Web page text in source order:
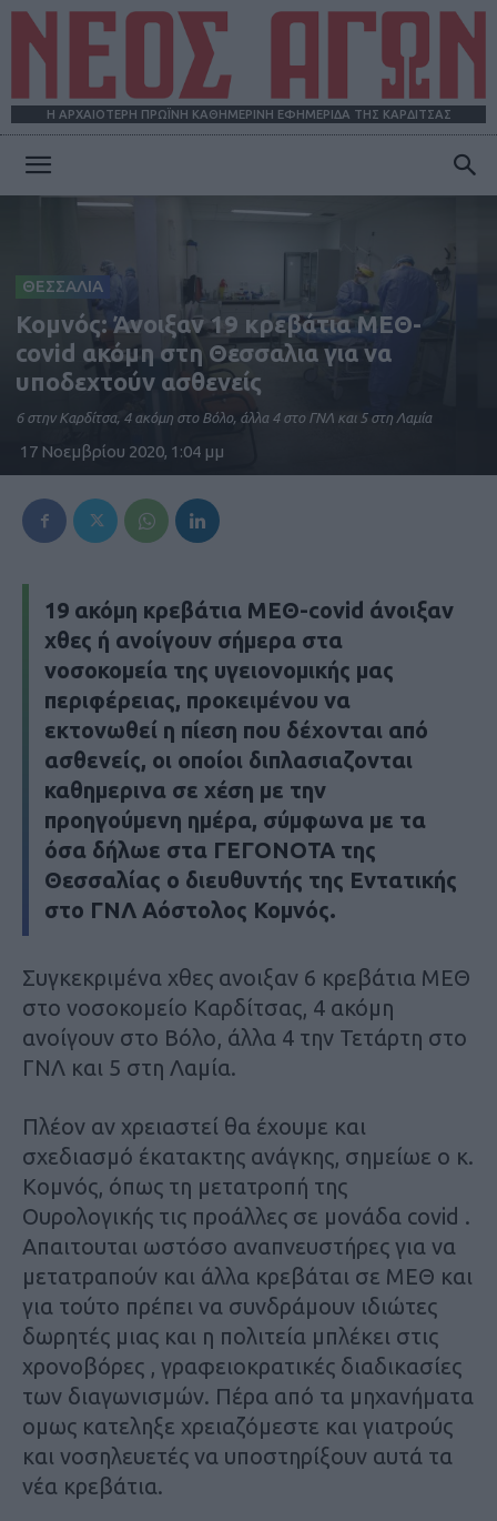
Η ΑΡΧΑΙΟΤΕΡΗ ΠΡΩΪΝΗ ΚΑΘΗΜΕΡΙΝΗ ΕΦΗΜΕΡΙΔΑ ΤΗΣ ΚΑΡΔΙΤΣΑΣ
ΘΕΣΣΑΛΙΑ
Κομνός: Άνοιξαν 19 κρεβάτια ΜΕΘ-
covid ακόμη στη Θεσσαλια για να
υποδεχτούν ασθενείς
6 στην Καρδίτσα, 4 ακόμη στο Βόλο, άλλα 4 στο ΓΝΛ και 5 στη Λαμία
17 Νοεμβρίου 2020, 1:04 μμ
19 ακόμη κρεβάτια ΜΕΘ-covid άνοιξαν
χθες ή ανοίγουν σήμερα στα
νοσοκομεία της υγειονομικής μας
περιφέρειας, προκειμένου να
εκτονωθεί η πίεση που δέχονται από
ασθενείς, οι οποίοι διπλασιαζονται
καθημερινα σε χέση με την
προηγούμενη ημέρα, σύμφωνα με τα
όσα δήλωε στα ΓΕΓΟΝΟΤΑ της
Θεσσαλίας ο διευθυντής της Εντατικής
στο ΓΝΛ Αόστολος Κομνός.
Συγκεκριμένα χθες ανοιξαν 6 κρεβάτια ΜΕΘ
στο νοσοκομείο Καρδίτσας, 4 ακόμη
ανοίγουν στο Βόλο, άλλα 4 την Τετάρτη στο
ΓΝΛ και 5 στη Λαμία.
Πλέον αν χρειαστεί θα έχουμε και
σχεδιασμό έκατακτης ανάγκης, σημείωε ο κ.
Κομνός, όπως τη μετατροπή της
Ουρολογικής τις προάλλες σε μονάδα covid .
Απαιτουται ωστόσο αναπνευστήρες για να
μετατραπούν και άλλα κρεβάται σε ΜΕΘ και
για τούτο πρέπει να συνδράμουν ιδιώτες
δωρητές μιας και η πολιτεία μπλέκει στις
χρονοβόρες , γραφειοκρατικές διαδικασίες
των διαγωνισμών. Πέρα από τα μηχανήματα
ομως κατεληξε χρειαζόμεστε και γιατρούς
και νοσηλευετές να υποστηρίξουν αυτά τα
νέα κρεβάτια.